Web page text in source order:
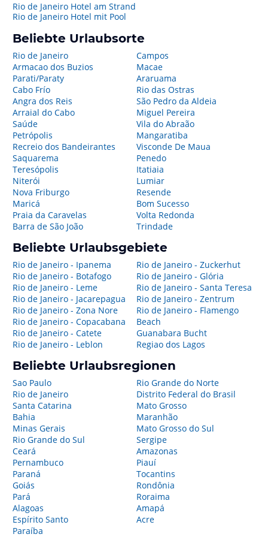
Rio de Janeiro Hotel am Strand
Rio de Janeiro Hotel mit Pool
Beliebte Urlaubsorte
Rio de Janeiro
Armacao dos Buzios
Parati/Paraty
Cabo Frío
Angra dos Reis
Arraial do Cabo
Saúde
Petrópolis
Recreio dos Bandeirantes
Saquarema
Teresópolis
Niterói
Nova Friburgo
Maricá
Praia da Caravelas
Barra de São João
Campos
Macae
Araruama
Rio das Ostras
São Pedro da Aldeia
Miguel Pereira
Vila do Abraão
Mangaratiba
Visconde De Maua
Penedo
Itatiaia
Lumiar
Resende
Bom Sucesso
Volta Redonda
Trindade
Beliebte Urlaubsgebiete
Rio de Janeiro - Ipanema
Rio de Janeiro - Botafogo
Rio de Janeiro - Leme
Rio de Janeiro - Jacarepagua
Rio de Janeiro - Zona Nore
Rio de Janeiro - Copacabana
Rio de Janeiro - Catete
Rio de Janeiro - Leblon
Rio de Janeiro - Zuckerhut
Rio de Janeiro - Glória
Rio de Janeiro - Santa Teresa
Rio de Janeiro - Zentrum
Rio de Janeiro - Flamengo
Beach
Guanabara Bucht
Regiao dos Lagos
Beliebte Urlaubsregionen
Sao Paulo
Rio de Janeiro
Santa Catarina
Bahia
Minas Gerais
Rio Grande do Sul
Ceará
Pernambuco
Paraná
Goiás
Pará
Alagoas
Espírito Santo
Paraíba
Rio Grande do Norte
Distrito Federal do Brasil
Mato Grosso
Maranhão
Mato Grosso do Sul
Sergipe
Amazonas
Piauí
Tocantins
Rondônia
Roraima
Amapá
Acre